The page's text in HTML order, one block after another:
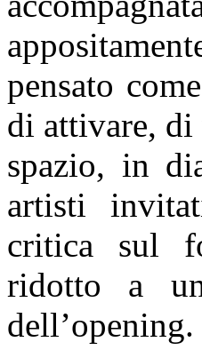
pensato
di attivare,
spazio, in
artisti
critica sul
ridotto a
dell’opening.